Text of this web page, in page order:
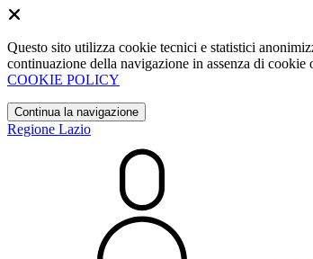
Questo sito utilizza cookie tecnici e statistici
continuazione della navigazione in assenza di
COOKIE POLICY
Continua la navigazione
Regione Lazio